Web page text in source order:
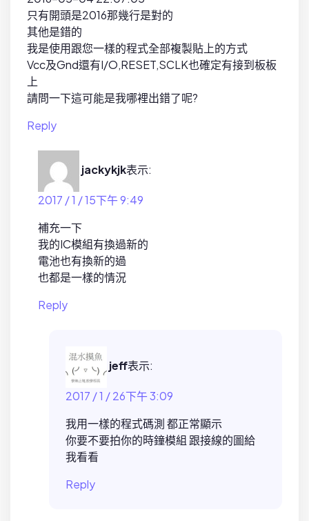
只有開頭是2016那幾行是對的
其他是錯的
我是使用跟您一樣的程式全部複製貼上的方式
Vcc及Gnd還有I/O,RESET,SCLK也確定有接到板板
上
請問一下這可能是我哪裡出錯了呢?
Reply
jackykjk表示:
2017 / 1 / 15下午 9:49
補充一下
我的IC模組有換過新的
電池也有換新的過
也都是一樣的情況
Reply
jeff表示:
2017 / 1 / 26下午 3:09
我用一樣的程式碼測 都正常顯示
你要不要拍你的時鐘模組 跟接線的圖給
我看看
Reply